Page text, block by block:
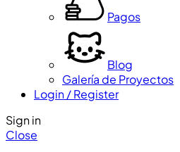
Pagos
Blog
Galería de Proyectos
Login / Register
Sign in
Close